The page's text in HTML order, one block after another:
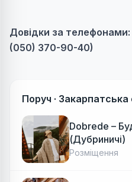
Довідки за
(050) 370-90-40)
Поруч · Закарпатська
Dobrede –
(Дубриничі)
Розміщення